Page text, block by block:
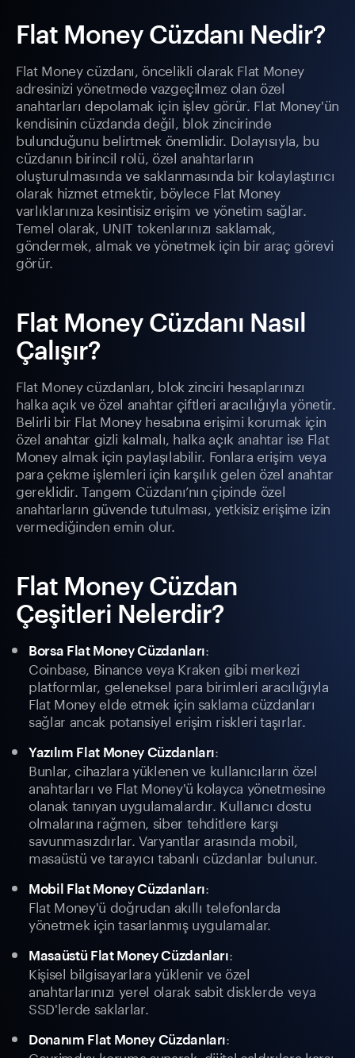
Flat Money Cüzdanı Nedir?
Flat Money cüzdanı, öncelikli olarak Flat Money
adresinizi yönetmede vazgeçilmez olan özel
anahtarları depolamak için işlev görür. Flat Money'ün
kendisinin cüzdanda değil, blok zincirinde
bulunduğunu belirtmek önemlidir. Dolayısıyla, bu
cüzdanın birincil rolü, özel anahtarların
oluşturulmasında ve saklanmasında bir kolaylaştırıcı
olarak hizmet etmektir, böylece Flat Money
varlıklarınıza kesintisiz erişim ve yönetim sağlar.
Temel olarak, UNIT tokenlarınızı saklamak,
göndermek, almak ve yönetmek için bir araç görevi
görür.
Flat Money Cüzdanı Nasıl
Çalışır?
Flat Money cüzdanları, blok zinciri hesaplarınızı
halka açık ve özel anahtar çiftleri aracılığıyla yönetir.
Belirli bir Flat Money hesabına erişimi korumak için
özel anahtar gizli kalmalı, halka açık anahtar ise Flat
Money almak için paylaşılabilir. Fonlara erişim veya
para çekme işlemleri için karşılık gelen özel anahtar
gereklidir. Tangem Cüzdanı’nın çipinde özel
anahtarların güvende tutulması, yetkisiz erişime izin
vermediğinden emin olur.
Flat Money Cüzdan
Çeşitleri Nelerdir?
Borsa Flat Money Cüzdanları:
Coinbase, Binance veya Kraken gibi merkezi
platformlar, geleneksel para birimleri aracılığıyla
Flat Money elde etmek için saklama cüzdanları
sağlar ancak potansiyel erişim riskleri taşırlar.
Yazılım Flat Money Cüzdanları:
Bunlar, cihazlara yüklenen ve kullanıcıların özel
anahtarları ve Flat Money'ü kolayca yönetmesine
olanak tanıyan uygulamalardır. Kullanıcı dostu
olmalarına rağmen, siber tehditlere karşı
savunmasızdırlar. Varyantlar arasında mobil,
masaüstü ve tarayıcı tabanlı cüzdanlar bulunur.
Mobil Flat Money Cüzdanları:
Flat Money'ü doğrudan akıllı telefonlarda
yönetmek için tasarlanmış uygulamalar.
Masaüstü Flat Money Cüzdanları:
Kişisel bilgisayarlara yüklenir ve özel
anahtarlarınızı yerel olarak sabit disklerde veya
SSD'lerde saklarlar.
Donanım Flat Money Cüzdanları: